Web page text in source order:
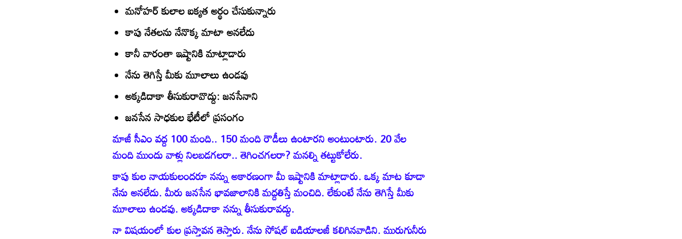
మనోహర్‌ కులాల ఐక్యత అర్థం చేసుకున్నారు
కాపు నేతలను నేనొక్క మాటా అనలేదు
కానీ వారంతా ఇష్టానికి మాట్లాడారు
నేను తెగిస్తే మీకు మూలాలు ఉండవు
అక్కడిదాకా తీసుకురావొద్దు: జనసేనాని
జనసేన సాధకుల భేటీలో ప్రసంగం
మాజీ సీఎం వద్ద 100 మంది.. 150 మంది రౌడీలు ఉంటారని అంటుంటారు. 20 వేల
మంది ముందు వాళ్లు నిలబడగలరా.. తెగించగలరా? మనల్ని తట్టుకోలేరు.
కాపు కుల నాయకులందరూ నన్ను అకారణంగా మీ ఇష్టానికి మాట్లాడారు. ఒక్క మాట కూడా
నేను అనలేదు. మీరు జనసేన భావజాలానికి మద్దతిస్తే మంచిది. లేకుంటే నేను తెగిస్తే మీకు
మూలాలు ఉండవు. అక్కడిదాకా నన్ను తీసుకురావద్దు.
నా విషయంలో కుల ప్రస్తావన తెస్తారు. నేను సోషల్‌ ఐడియాలజీ కలిగినవాడిని. మురుగునీరు